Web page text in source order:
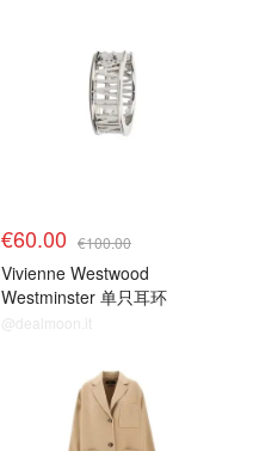
€60.00 €100.00
Vivienne Westwood
Westminster 单只耳环
@dealmoon.it